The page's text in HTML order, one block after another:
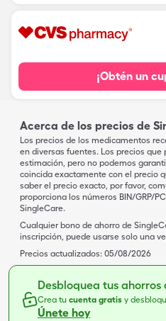
¡Obtén un
Acerca de los precios de
Los precios de los medicamentos
en diversas fuentes. Los precios
estimación, pero no podemos
coincida exactamente con el precio
saber el precio exacto, por favor,
proporciona los números BIN/GRP/
SingleCare.
Cualquier bono de ahorro de
inscripción, puede usarse solo una
Precios actualizados: 05/08/2026
Desbloquea tus ahorros
Crea tu cuenta gratis y
Únete hoy